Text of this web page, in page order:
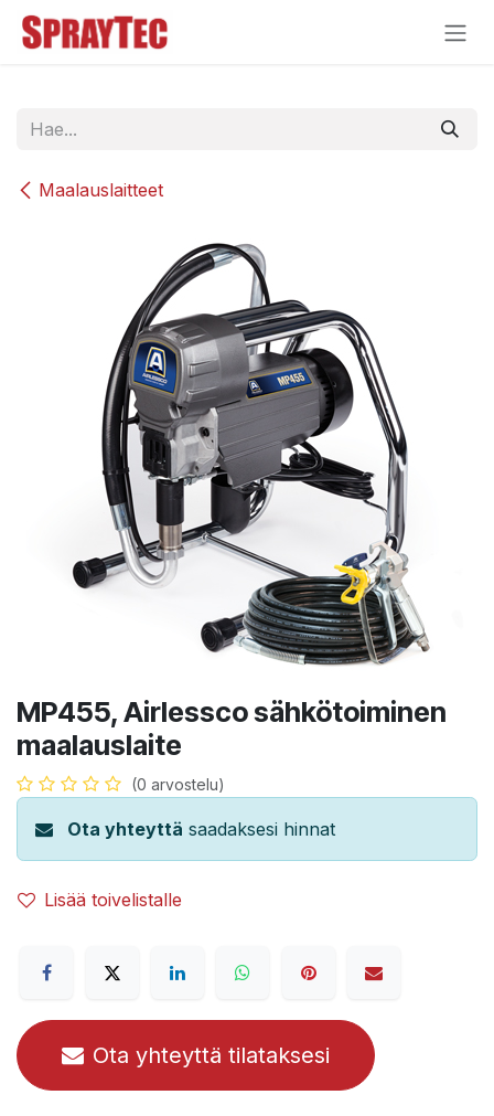
Siirry sisältöön
Maalauslaitteet
MP455, Airlessco sähkötoiminen
maalauslaite
(0 arvostelu)
Ota yhteyttä saadaksesi hinnat
Lisää toivelistalle
Ota yhteyttä tilataksesi